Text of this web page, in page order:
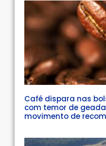
Café dispara nas
com temor de
movimento de